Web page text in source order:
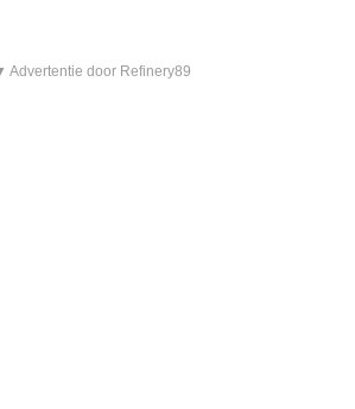
Advertentie door Refinery89